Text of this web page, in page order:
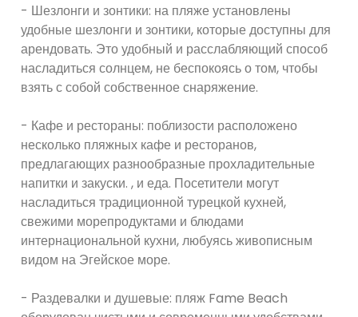
- Шезлонги и зонтики: на пляже установлены
удобные шезлонги и зонтики, которые доступны для
арендовать. Это удобный и расслабляющий способ
насладиться солнцем, не беспокоясь о том, чтобы
взять с собой собственное снаряжение.
- Кафе и рестораны: поблизости расположено
несколько пляжных кафе и ресторанов,
предлагающих разнообразные прохладительные
напитки и закуски. , и еда. Посетители могут
насладиться традиционной турецкой кухней,
свежими морепродуктами и блюдами
интернациональной кухни, любуясь живописным
видом на Эгейское море.
- Раздевалки и душевые: пляж Fame Beach